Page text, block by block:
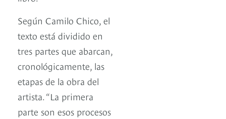
Según Camilo Chico, el
texto está dividido en
tres partes que abarcan,
cronológicamente, las
etapas de la obra del
artista. “La primera
parte son esos procesos